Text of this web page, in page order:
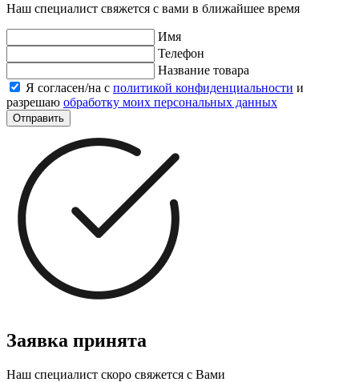
Наш специалист свяжется с вами в ближайшее время
Имя
Телефон
Название товара
Я согласен/на с политикой конфиденциальности и
разрешаю обработку моих персональных данных
Отправить
Заявка принята
Наш специалист скоро свяжется с Вами